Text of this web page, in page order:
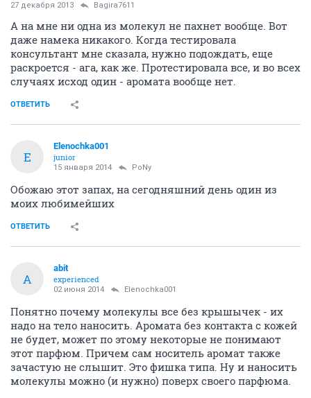
27 декабря 2013 Bagira7611
А на мне ни одна из молекул не пахнет вообще. Вот
даже намека никакого. Когда тестировала
консультант мне сказала, нужно подождать, еще
раскроется - ага, как же. Протестировала все, и во всех
случаях исход один - аромата вообще нет.
ОТВЕТИТЬ
E
Elenochka001
junior
15 января 2014 PoNy
Обожаю этот запах, на сегодняшний день один из
моих любимейших
ОТВЕТИТЬ
A
abit
experienced
02 июня 2014 Elenochka001
Понятно почему молекулы все без крышычек - их
надо на тело наносить. Аромата без контакта с кожей
не будет, может по этому некоторые не понимают
этот парфюм. Причем сам носитель аромат также
зачастую не слышит. Это фишка типа. Ну и наносить
молекулы можно (и нужно) поверх своего парфюма.